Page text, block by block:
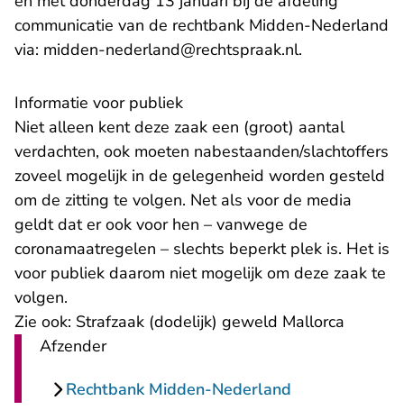
communicatie van de rechtbank Midden-Nederland
via: midden-nederland@rechtspraak.nl- U verlaat
.
Informatie voor publiek
Niet alleen kent deze zaak een (groot) aantal
verdachten, ook moeten nabestaanden/slachtoffers
zoveel mogelijk in de gelegenheid worden gesteld
om de zitting te volgen. Net als voor de media
geldt dat er ook voor hen – vanwege de
coronamaatregelen – slechts beperkt plek is. Het is
voor publiek daarom niet mogelijk om deze zaak te
volgen.
Zie ook: Strafzaak (dodelijk) geweld Mallorca
Afzender
Rechtbank Midden-Nederland